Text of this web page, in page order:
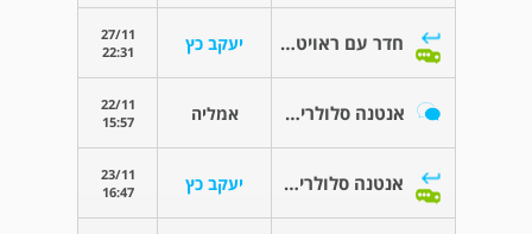
חדר עם ראויטר ומרחק ממנו? יעקב כץ
27/11
22:31
אנטנה סלולרית סמוך למקום העבודה אמליה
22/11
15:57
אנטנה סלולרית סמוך למקום העבודה יעקב כץ
23/11
16:47